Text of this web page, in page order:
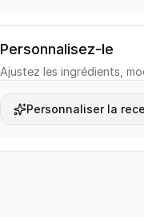
Personnalisez-le
Ajustez les ingrédients,
Personnaliser la